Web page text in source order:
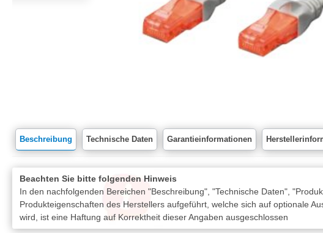
Beschreibung Technische Daten Garantieinformationen
Beachten Sie bitte folgenden Hinweis
In den nachfolgenden Bereichen "Beschreibung", "Technische Daten",
Produkteigenschaften des Herstellers aufgeführt, welche sich auf optionale
wird, ist eine Haftung auf Korrektheit dieser Angaben ausgeschlossen